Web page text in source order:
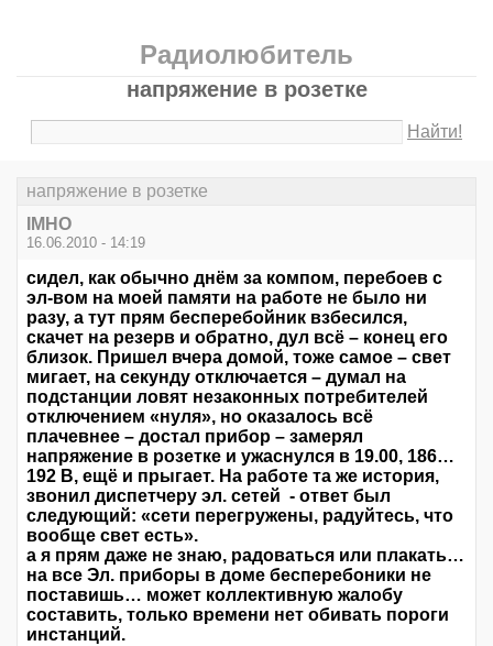
Радиолюбитель
напряжение в розетке
Найти!
напряжение в розетке
IMHO
16.06.2010 - 14:19
сидел, как обычно днём за компом, перебоев с
эл-вом на моей памяти на работе не было ни
разу, а тут прям бесперебойник взбесился,
скачет на резерв и обратно, дул всё – конец его
близок. Пришел вчера домой, тоже самое – свет
мигает, на секунду отключается – думал на
подстанции ловят незаконных потребителей
отключением «нуля», но оказалось всё
плачевнее – достал прибор – замерял
напряжение в розетке и ужаснулся в 19.00, 186…
192 В, ещё и прыгает. На работе та же история,
звонил диспетчеру эл. сетей - ответ был
следующий: «сети перегружены, радуйтесь, что
вообще свет есть».
а я прям даже не знаю, радоваться или плакать…
на все Эл. приборы в доме бесперебоники не
поставишь… может коллективную жалобу
составить, только времени нет обивать пороги
инстанций.